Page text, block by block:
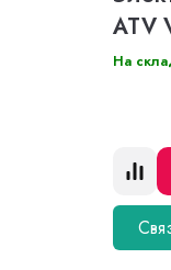
ATV
На